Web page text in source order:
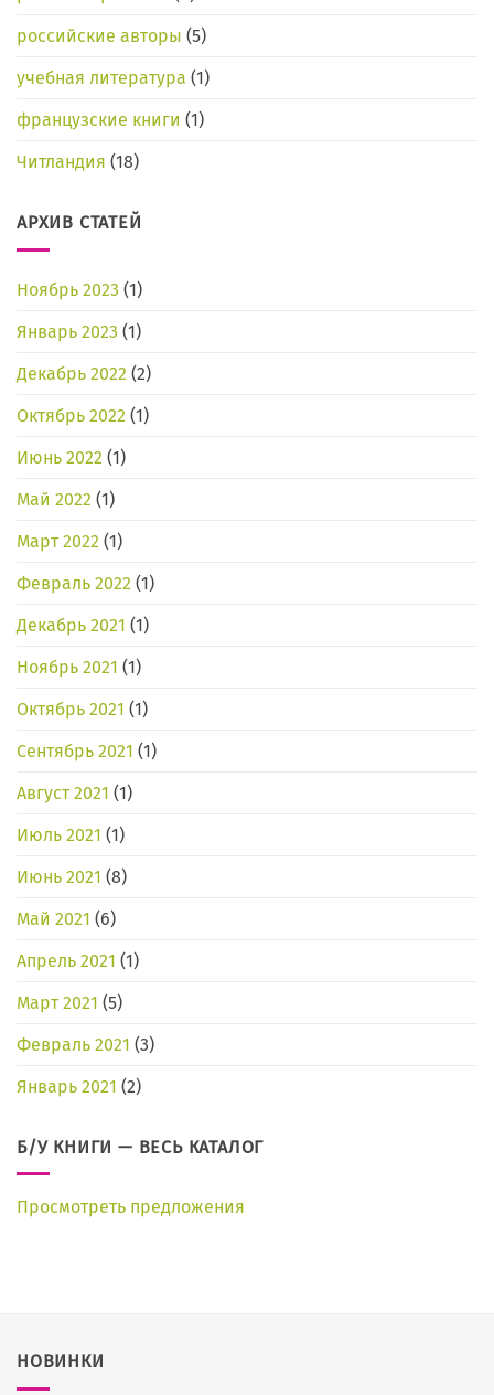
российские авторы (5)
учебная литература (1)
французские книги (1)
Читландия (18)
АРХИВ СТАТЕЙ
Ноябрь 2023 (1)
Январь 2023 (1)
Декабрь 2022 (2)
Октябрь 2022 (1)
Июнь 2022 (1)
Май 2022 (1)
Март 2022 (1)
Февраль 2022 (1)
Декабрь 2021 (1)
Ноябрь 2021 (1)
Октябрь 2021 (1)
Сентябрь 2021 (1)
Август 2021 (1)
Июль 2021 (1)
Июнь 2021 (8)
Май 2021 (6)
Апрель 2021 (1)
Март 2021 (5)
Февраль 2021 (3)
Январь 2021 (2)
Б/У КНИГИ — ВЕСЬ КАТАЛОГ
Просмотреть предложения
НОВИНКИ